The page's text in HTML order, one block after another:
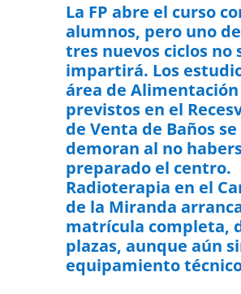
La FP abre el curso
alumnos, pero uno
tres nuevos ciclos no
impartirá. Los
área de Alimentación
previstos en el
de Venta de Baños se
demoran al no
preparado el centro.
Radioterapia en el
de la Miranda
matrícula completa,
plazas, aunque aún
equipamiento